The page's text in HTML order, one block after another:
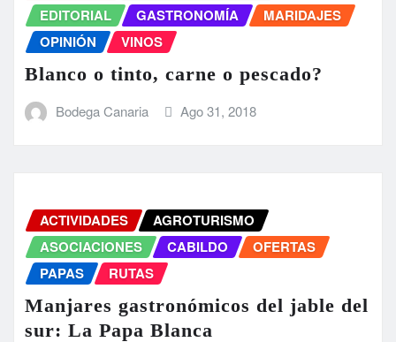
EDITORIAL
GASTRONOMÍA
MARIDAJES
OPINIÓN
VINOS
Blanco o tinto, carne o pescado?
Bodega Canaria Ago 31, 2018
ACTIVIDADES
AGROTURISMO
ASOCIACIONES
CABILDO
OFERTAS
PAPAS
RUTAS
Manjares gastronómicos del jable del
sur: La Papa Blanca